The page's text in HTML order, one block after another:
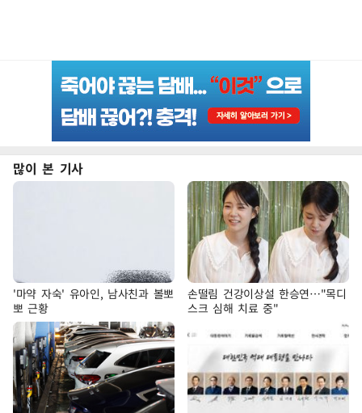
많이 본 기사
'마약 자숙' 유아인, 남사친과 볼뽀
뽀 근황
손떨림 건강이상설 한승연…"목디
스크 심해 치료 중"